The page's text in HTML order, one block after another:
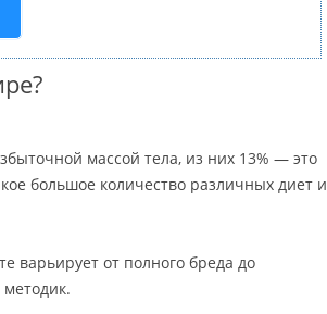
массой тела, из них 13% — это
большое количество различных диет и
варьирует от полного бреда до